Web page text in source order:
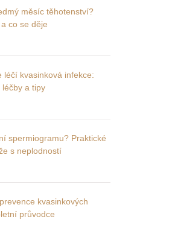
měsíc těhotenství?
co se děje
léčí kvasinková infekce:
léčby a tipy
spermiogramu? Praktické
s neplodností
kvasinkových
průvodce